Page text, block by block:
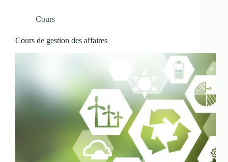
Cours
Cours de gestion des affaires